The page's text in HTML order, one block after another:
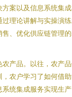
案以及信息系统集
理论讲解与实操演
、优化供应链管理
产品。以往，农产
农户学习了如何借
统集成服务实现生